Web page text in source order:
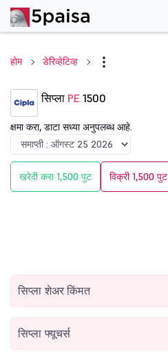
होम डेरिव्हेटिव्ह
सिप्ला PE 1500
क्षमा करा, डाटा सध्या अनुपलब्ध आहे.
खरेदी करा 1,500 पुट विक्री 1,500 पुट
सिप्ला शेअर किंमत
सिप्ला फ्यूचर्स